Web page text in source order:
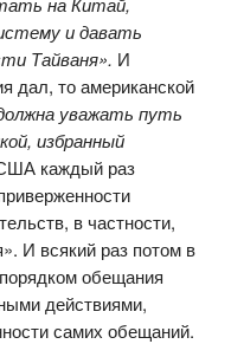
и давать
Тайваня». И
дал, то американской
уважать путь
избранный
каждый раз
в частности,
И всякий раз потом в
обещания
действиями,
самих обещаний.